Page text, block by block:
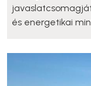
és energetikai